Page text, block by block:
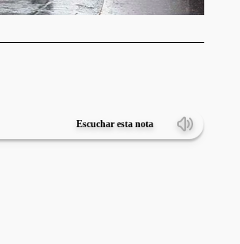
Escuchar esta nota